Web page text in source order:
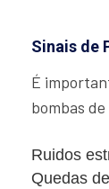
Sinais de
É
bombas
Ruidos
Quedas